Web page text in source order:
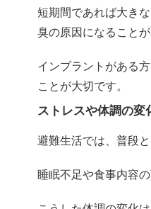
短期間であれば大き
臭の原因になることが
インプラントがある
ことが大切です。
ストレスや体調の変
避難生活では、普段
睡眠不足や食事内容